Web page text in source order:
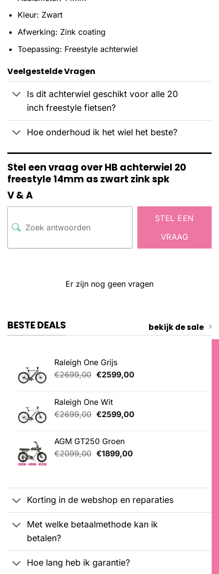
Kleur: Zwart
Afwerking: Zink coating
Toepassing: Freestyle achterwiel
Veelgestelde Vragen
Is dit achterwiel geschikt voor alle 20
inch freestyle fietsen?
Hoe onderhoud ik het wiel het beste?
Stel een vraag over HB achterwiel 20
freestyle 14mm as zwart zink spk
V & A
STEL EEN
VRAAG
Er zijn nog geen vragen
BESTE DEALS bekijk de sale
Raleigh One Grijs
€2699,00 Oorspronkelijke
€2699,00.
€2599,00Huidige
Raleigh One Wit
€2699,00 Oorspronkelijke
€2699,00.
€2599,00Huidige
AGM GT250 Groen
€2099,00 Oorspronkelijke
€1899,00Huidige
Korting in de webshop en reparaties
Met welke betaalmethode kan ik
betalen?
Hoe lang heb ik garantie?